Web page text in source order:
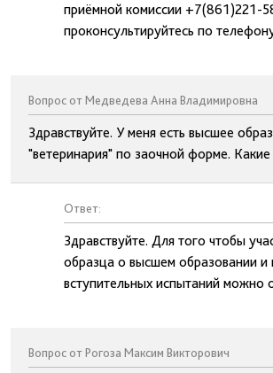
приёмной комиссии +7(861)221-
проконсультируйтесь по
Вопрос от Медведева Анна Владимировна
Здравствуйте. У меня есть высшее
"ветеринария" по заочной форме.
Ответ:
Здравствуйте. Для того чтобы
образца о высшем образовании
вступительных испытаний можно
Вопрос от Рогоза Максим Викторович